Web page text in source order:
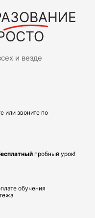
и везде
или звоните по
пробный урок!
обучения